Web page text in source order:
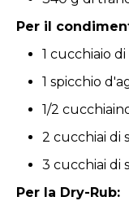
Per il
1 cucchiaio
1 spicchio
1/2
2 cucchiai di
3 cucchiai di
Per la Dry-Rub: